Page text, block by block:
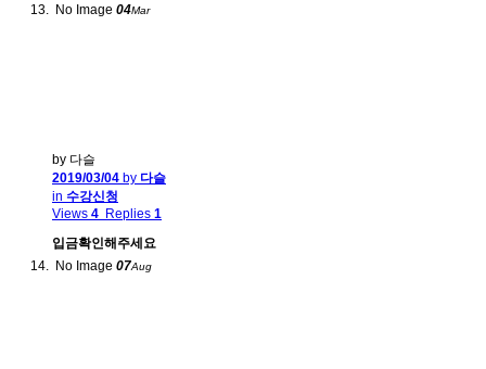
No Image 04Mar
by 다슬
2019/03/04 by 다슬
in 수강신청
Views 4 Replies 1
입금확인해주세요
No Image 07Aug